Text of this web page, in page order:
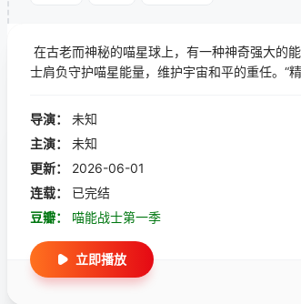
在古老而神秘的喵星球上，有一种神奇强大的
士肩负守护喵星能量，维护宇宙和平的重任。“
导演：
未知
主演：
未知
更新：
2026-06-01
连载：
已完结
豆瓣：
喵能战士第一季
立即播放